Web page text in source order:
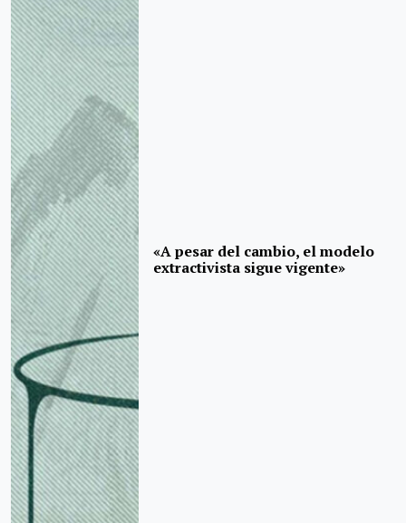
«A pesar del cambio, el modelo
extractivista sigue vigente»